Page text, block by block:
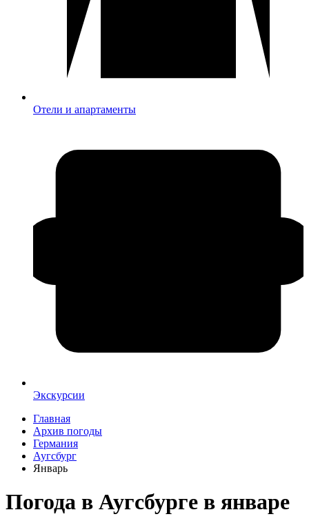
Отели и апартаменты
Экскурсии
Главная
Архив погоды
Германия
Аугсбург
Январь
Погода в Аугсбурге в январе